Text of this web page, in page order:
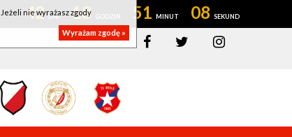
42 18 51 08
nie wyrażasz zgody
Wyrażam zgodę »